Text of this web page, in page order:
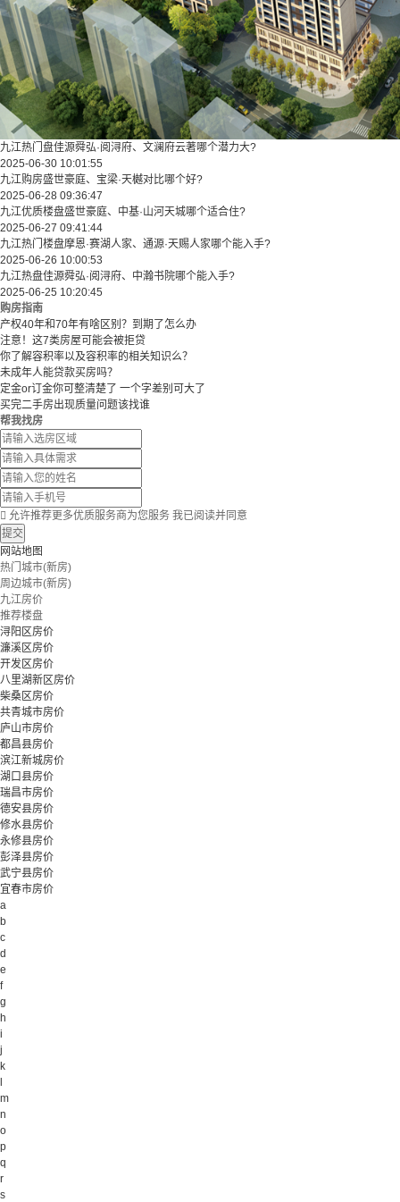
九江热门盘佳源舜弘·阅浔府、文澜府云著哪个潜力大?
2025-06-30 10:01:55
九江购房盛世豪庭、宝梁·天樾对比哪个好?
2025-06-28 09:36:47
九江优质楼盘盛世豪庭、中基·山河天城哪个适合住?
2025-06-27 09:41:44
九江热门楼盘摩恩·赛湖人家、通源·天赐人家哪个能入手?
2025-06-26 10:00:53
九江热盘佳源舜弘·阅浔府、中瀚书院哪个能入手?
2025-06-25 10:20:45
购房指南
产权40年和70年有啥区别？到期了怎么办
注意！这7类房屋可能会被拒贷
你了解容积率以及容积率的相关知识么？
未成年人能贷款买房吗？
定金or订金你可整清楚了 一个字差别可大了
买完二手房出现质量问题该找谁
帮我找房
 允许推荐更多优质服务商为您服务 我已阅读并同意
提交
网站地图
热门城市(新房)
周边城市(新房)
九江房价
推荐楼盘
浔阳区房价
濂溪区房价
开发区房价
八里湖新区房价
柴桑区房价
共青城市房价
庐山市房价
都昌县房价
滨江新城房价
湖口县房价
瑞昌市房价
德安县房价
修水县房价
永修县房价
彭泽县房价
武宁县房价
宜春市房价
a
b
c
d
e
f
g
h
i
j
k
m
n
o
p
q
r
s